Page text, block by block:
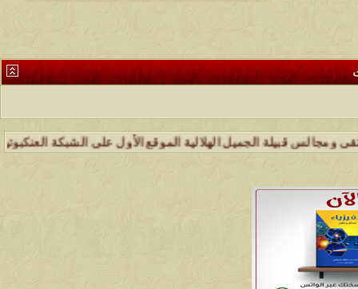
الجميل الهلالية الموقع الأول على الشبكة العنكبوتية الذي